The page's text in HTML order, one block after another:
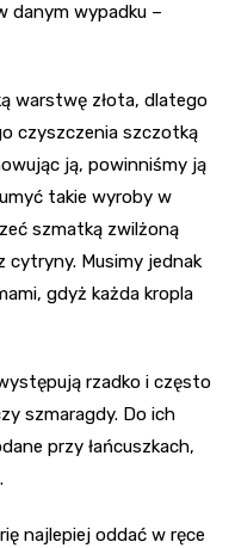
danym wypadku –
warstwę złota, dlatego
czyszczenia szczotką
ją, powinniśmy ją
takie wyroby w
szmatką zwilżoną
cytryny. Musimy jednak
gdyż każda kropla
rzadko i często
szmaragdy. Do ich
przy łańcuszkach,
najlepiej oddać w ręce